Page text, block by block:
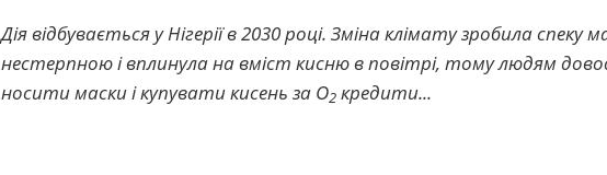
Дія відбувається у Нігерії в 2030 році. Зміна клімату зробила спеку
нестерпною і вплинула на вміст кисню в повітрі, тому людям
носити маски і купувати кисень за O2 кредити...